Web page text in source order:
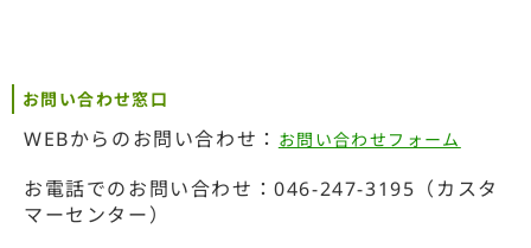
お問い合わせ窓口
WEBからのお問い合わせ： お問い合わせフォーム
お電話でのお問い合わせ：046-247-3195（カスタ
マーセンター）